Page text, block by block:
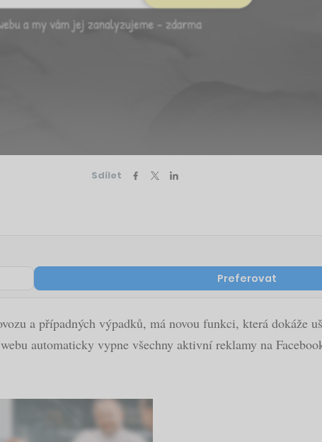
Sdílet
Preferovat
a případných výpadků, má novou funkci, která dokáže
automaticky vypne všechny aktivní reklamy na